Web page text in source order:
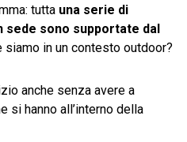
tutta una serie di
sede sono supportate dal
siamo in un contesto outdoor?
anche senza avere a
si hanno all’interno della